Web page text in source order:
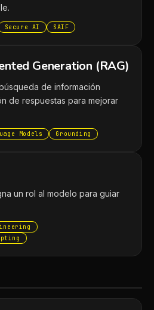
Secure AI SAIF
Generation (RAG)
de información
de respuestas para mejorar
Models Grounding
un rol al modelo para guiar